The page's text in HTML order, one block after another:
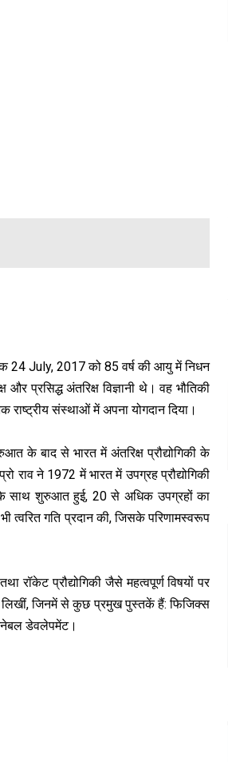
July, 2017 को 85 वर्ष की आयु में निधन
प्रसिद्ध अंतरिक्ष विज्ञानी थे। वह भौतिकी
संस्थाओं में अपना योगदान दिया।
के बाद से भारत में अंतरिक्ष प्रौद्योगिकी के
ने 1972 में भारत में उपग्रह प्रौद्योगिकी
के साथ शुरुआत हुई, 20 से अधिक उपग्रहों का
त्वरित गति प्रदान की, जिसके परिणामस्वरूप
रॉकेट प्रौद्योगिकी जैसे महत्वपूर्ण विषयों पर
लिखीं, जिनमें से कुछ प्रमुख पुस्तकें हैं: फिजिक्स
डेवलेपमेंट।